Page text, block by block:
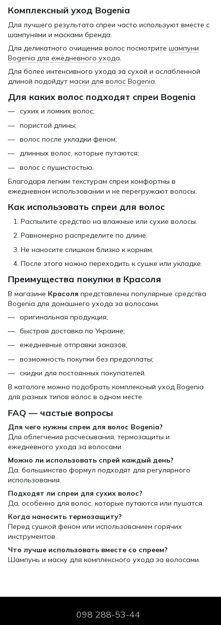
Комплексный уход Bogenia
Для лучшего результата спреи часто используют вместе с
шампунями и масками бренда.
Для деликатного очищения волос посмотрите шампуни
Bogenia для ежедневного ухода.
Для более интенсивного ухода за сухой и ослабленной
длиной подойдут маски для волос Bogenia.
Для каких волос подходят спреи Bogenia
сухих и ломких волос;
пористой длины;
волос после укладки феном;
длинных волос, которые путаются;
волос с пушистостью.
Благодаря легким текстурам спреи комфортны в
ежедневном использовании и не перегружают волосы.
Как использовать спреи для волос
Распылите средство на влажные или сухие волосы.
Равномерно распределите по длине.
Не наносите слишком близко к корням.
После этого можно переходить к сушке или укладке.
Преимущества покупки в Красоля
В магазине Красоля представлены популярные средства
Bogenia для домашнего ухода за волосами.
оригинальная продукция;
быстрая доставка по Украине;
ежедневные отправки заказов;
возможность покупки без предоплаты;
скидки для постоянных покупателей.
В каталоге можно подобрать комплексный уход Bogenia
для разных типов волос в одном месте.
FAQ — частые вопросы
Для чего нужны спреи для волос Bogenia?
Для облегчения расчесывания, термозащиты и
ежедневного ухода за волосами.
Можно ли использовать спрей каждый день?
Да, большинство формул подходят для регулярного
использования.
Подходят ли спреи для сухих волос?
Да, особенно для волос, которые путаются или пушатся.
Когда наносить термозащиту?
Перед сушкой феном или использованием горячих
инструментов.
Что лучше использовать вместе со спреем?
Шампунь и маску для комплексного ухода за волосами.
098 288-53-44